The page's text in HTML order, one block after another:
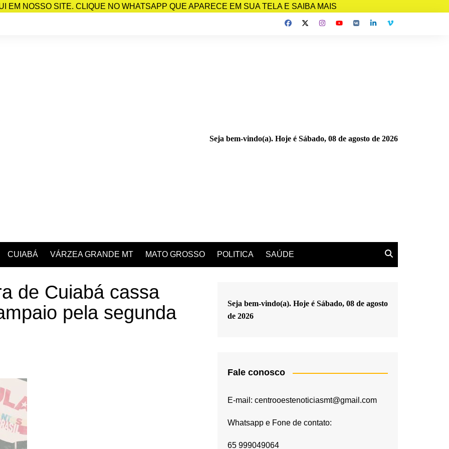
EM NOSSO SITE. CLIQUE NO WHATSAPP QUE APARECE EM SUA TELA E SAIBA MAIS
Seja bem-vindo(a). Hoje é Sábado, 08 de agosto de 2026
CUIABÁ VÁRZEA GRANDE MT MATO GROSSO POLITICA SAÚDE
de Cuiabá cassa
pela segunda
Seja bem-vindo(a). Hoje é Sábado, 08 de agosto
de 2026
Fale conosco
E-mail: centrooestenoticiasmt@gmail.com
Whatsapp e Fone de contato:
65 999049064